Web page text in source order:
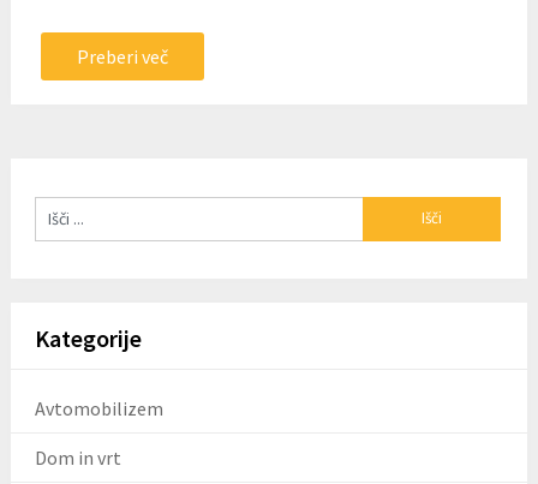
Preberi več
Kategorije
Avtomobilizem
Dom in vrt